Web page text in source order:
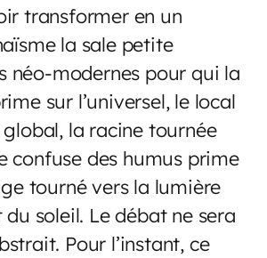
transformer en un
la sale petite
néo-modernes pour qui la
sur l’universel, le local
la racine tournée
confuse des humus prime
tourné vers la lumière
soleil. Le débat ne sera
Pour l’instant, ce